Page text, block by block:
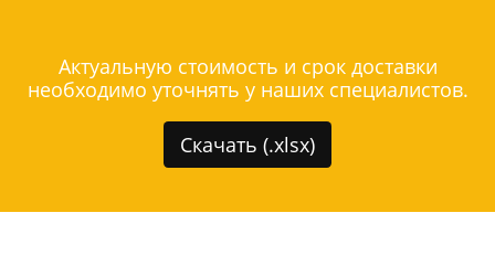
Актуальную стоимость и срок доставки
необходимо уточнять у наших специалистов.
Скачать (.xlsx)